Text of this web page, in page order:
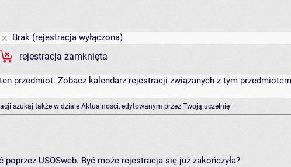
Brak (rejestracja wyłączona)
rejestracja zamknięta
przedmiot. Zobacz kalendarz rejestracji związanych z tym
szukaj także w dziale Aktualności, edytowanym przez Twoją uczelnię
USOSweb. Być może rejestracja się już zakończyła?